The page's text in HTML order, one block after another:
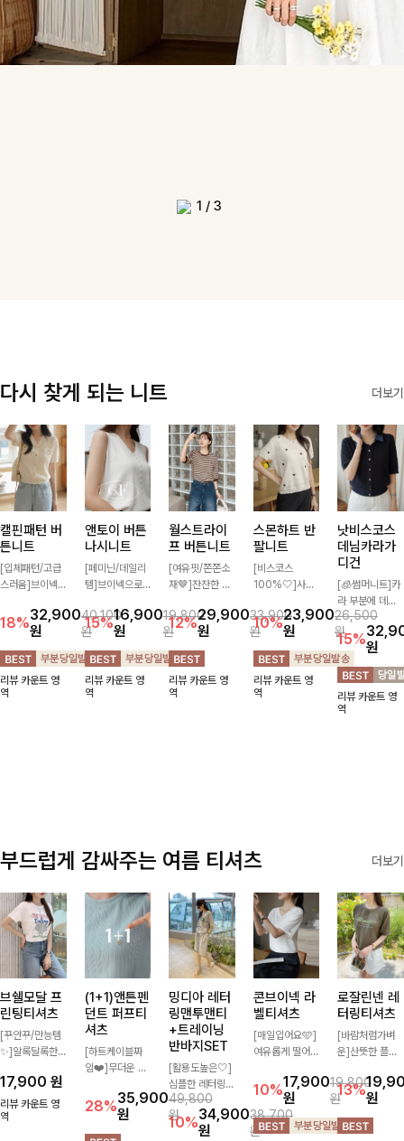
1 / 3
다시 찾게 되는 니트 더보기
캘핀패턴 버
튼니트
[입체패턴/고급
스러움]브이넥
패턴이 어우러져
포인트 있게 즐
기기 좋은 가디
건 🤍 가볍게 걸
쳐주기만 해도
스타일리시한 무
18%32,900
원
40,100
원
리뷰 카운트 영
역
앤토이 버튼
나시니트
[페미닌/데일리
템]브이넥으로
베이직한 디자인
의이너로 단독으
로도 언제나 만
능 아이템!산뜻
한 여름, 시원하
게 보내요 :) ♡
15%16,900
원
19,800
원
리뷰 카운트 영
역
월스트라이
프 버튼니트
[여유핏/쫀쫀소
재🤎]잔잔한 스
버튼 포인트가
더해져 캐주얼하
면서도 세련된
무드를 연출해주
는 니트- 가볍고
부드러운 착용감
12%29,900
원
33,900
원
리뷰 카운트 영
역
스몬하트 반
팔니트
[비스코스
100%🤍]사랑
수와 은은한 펀
칭 짜임이 만나
로맨틱한 무드를
더해주는 반팔
니트-가볍고 통
기성 좋은 니트
10%23,900
원
26,500
원
리뷰 카운트 영
역
낫비스코스
데님카라가
디건
[🧊썸머니트]카
라 부분에 데님
배색으로 레이어
드한 듯한 느낌
을 주며 비스코
스 혼방 소재로
시원쾌적하게 즐
길 수 있는 가디
건이에요~!
15%원
리뷰 카운트 영
역
부드럽게 감싸주는 여름 티셔츠 더보기
브쉘모달 프
린팅티셔츠
[꾸안꾸/만능템
✨]알록달록한
프린팅으로 밋밋
하지 않으면서
아기자기한 감성
17,900 원
리뷰 카운트 영
역
(1+1)앤튼펜
던트 퍼프티
셔츠
[하트케이블짜
임❤️]무더운 여
낭만같은 티셔츠
소재감에서 주는
포인트와 금장으
28%35,900
원
49,800
원
밍디아 레터
링맨투맨티
+트레이닝
반바지SET
[활용도높은🤍]
심플한 레터링
포인트의 반팔
티셔츠와 여유롭
게 떨어지는 반
10%34,900
원
38,700
원
콘브이넥 라
벨티셔츠
[매일입어요🩵]
여유롭게 떨어지
끔한 브이넥 디
자인으로 데일리
하게 즐기기 좋
은 티셔츠- 소매
10%17,900
원
19,800
원
로잘린넨 레
터링티셔츠
[바람처럼가벼
운]산뜻한 플라
유로운 핏이 어
우러져 편안하게
즐기기 좋은 티
셔츠 💚 롤업 소
13%원